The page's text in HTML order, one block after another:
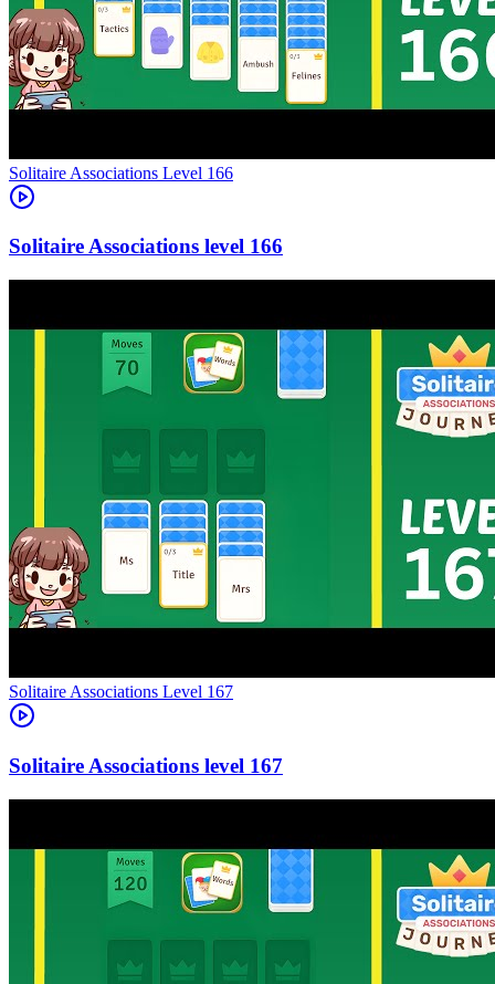
Level 166
166
Level 167
167